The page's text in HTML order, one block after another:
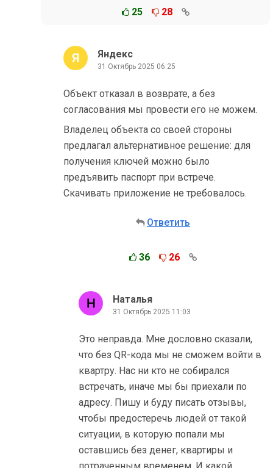
25 28
Яндекс
31 Октябрь 2025 06:25
Объект отказал в возврате, а без
согласования мы провести его не можем.
Владелец объекта со своей стороны
предлагал альтернативное решение: для
получения ключей можно было
предъявить паспорт при встрече.
Скачивать приложение не требовалось.
Ответить
36 26
Наталья
31 Октябрь 2025 11:03
Это неправда. Мне дословно сказали,
что без QR-кода мы не сможем войти в
квартру. Нас ни кто не собирался
встречать, иначе мы бы приехали по
адресу. Пишу и буду писать отзывы,
чтобы предостеречь людей от такой
ситуации, в которую попали мы
оставшись без денег, квартиры и